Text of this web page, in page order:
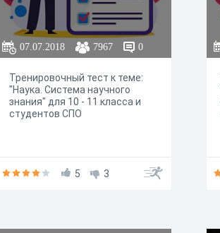
07.07.2018 7967 0
Тренировочный тест к теме:
"Наука. Система научного
знания" для 10 - 11 класса и
студентов СПО
5 3